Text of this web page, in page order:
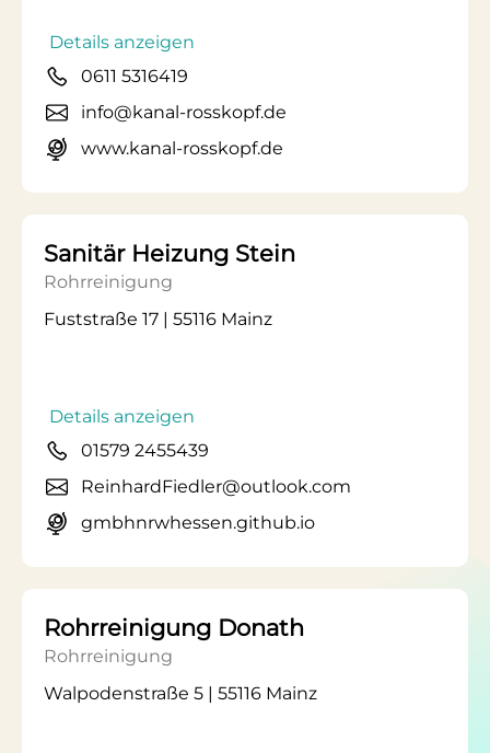
Details anzeigen
0611 5316419
info@kanal-rosskopf.de
www.kanal-rosskopf.de
Sanitär Heizung Stein
Rohrreinigung
Fuststraße 17 | 55116 Mainz
Details anzeigen
01579 2455439
ReinhardFiedler@outlook.com
gmbhnrwhessen.github.io
Rohrreinigung Donath
Rohrreinigung
Walpodenstraße 5 | 55116 Mainz